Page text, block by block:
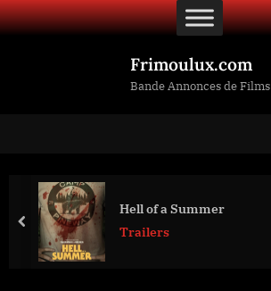
Skip
to
Frimoulux.com
Bande Annonces de Films
Hell of a Summer
Trailers
prev